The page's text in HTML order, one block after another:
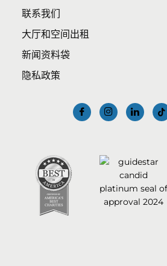
联系我们
大厅和空间出租
新闻资料袋
隐私政策